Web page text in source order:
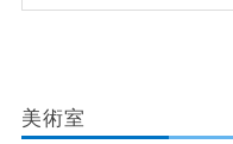
美術室